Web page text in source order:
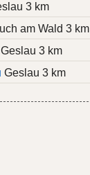
3 km
am Wald 3 km
Geslau 3 km
Geslau 3 km